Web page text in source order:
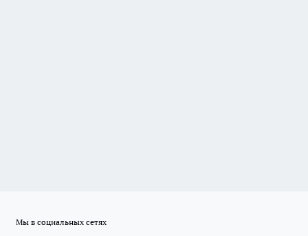
Мы в социальных сетях